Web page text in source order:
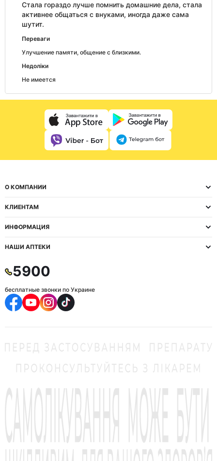
Стала гораздо лучше помнить домашние дела, стала
активнее общаться с внуками, иногда даже сама
шутит.
Переваги
Улучшение памяти, общение с близкими.
Недоліки
Не имеется
О КОМПАНИИ
КЛИЕНТАМ
ИНФОРМАЦИЯ
НАШИ АПТЕКИ
5900
бесплатные звонки по Украине